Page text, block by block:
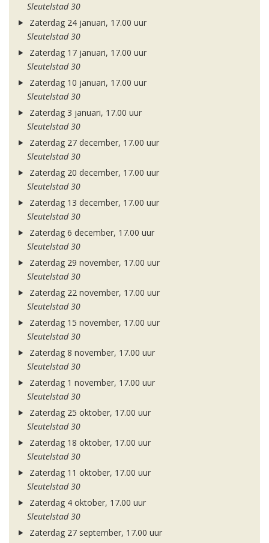
Sleutelstad 30
Zaterdag 24 januari, 17.00 uur
Sleutelstad 30
Zaterdag 17 januari, 17.00 uur
Sleutelstad 30
Zaterdag 10 januari, 17.00 uur
Sleutelstad 30
Zaterdag 3 januari, 17.00 uur
Sleutelstad 30
Zaterdag 27 december, 17.00 uur
Sleutelstad 30
Zaterdag 20 december, 17.00 uur
Sleutelstad 30
Zaterdag 13 december, 17.00 uur
Sleutelstad 30
Zaterdag 6 december, 17.00 uur
Sleutelstad 30
Zaterdag 29 november, 17.00 uur
Sleutelstad 30
Zaterdag 22 november, 17.00 uur
Sleutelstad 30
Zaterdag 15 november, 17.00 uur
Sleutelstad 30
Zaterdag 8 november, 17.00 uur
Sleutelstad 30
Zaterdag 1 november, 17.00 uur
Sleutelstad 30
Zaterdag 25 oktober, 17.00 uur
Sleutelstad 30
Zaterdag 18 oktober, 17.00 uur
Sleutelstad 30
Zaterdag 11 oktober, 17.00 uur
Sleutelstad 30
Zaterdag 4 oktober, 17.00 uur
Sleutelstad 30
Zaterdag 27 september, 17.00 uur